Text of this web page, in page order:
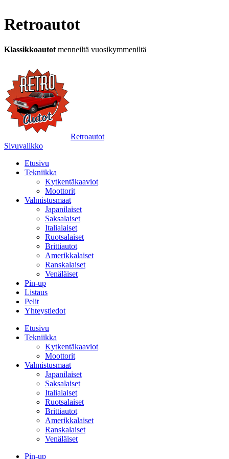
Retroautot
Klassikkoautot menneiltä vuosikymmeniltä
Retroautot
Sivuvalikko
Etusivu
Tekniikka
Kytkentäkaaviot
Moottorit
Valmistusmaat
Japanilaiset
Saksalaiset
Italialaiset
Ruotsalaiset
Brittiautot
Amerikkalaiset
Ranskalaiset
Venäläiset
Pin-up
Listaus
Pelit
Yhteystiedot
Etusivu
Tekniikka
Kytkentäkaaviot
Moottorit
Valmistusmaat
Japanilaiset
Saksalaiset
Italialaiset
Ruotsalaiset
Brittiautot
Amerikkalaiset
Ranskalaiset
Venäläiset
Pin-up